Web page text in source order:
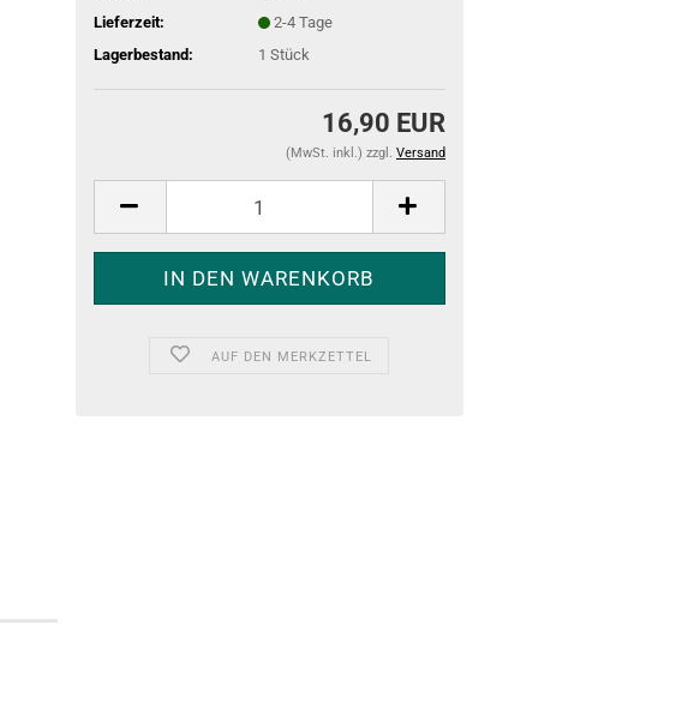
Lieferzeit:
2-4 Tage
Lagerbestand:
1 Stück
16,90 EUR
(MwSt. inkl.) zzgl. Versand
AUF DEN MERKZETTEL